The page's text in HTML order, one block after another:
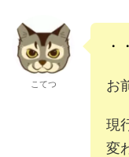
こてつ
・
お
現
変